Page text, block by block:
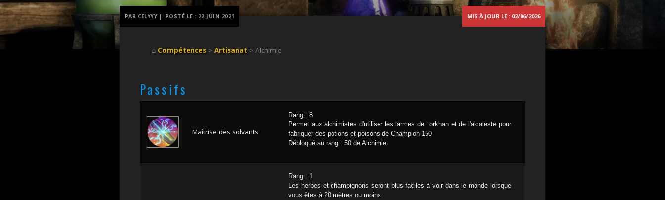
MIS À JOUR LE : 02/06/2026
⌂ Compétences> Artisanat > Alchimie
Passifs
Maîtrise des solvants
Rang : 8
Permet aux alchimistes d'utiliser les larmes de Lorkhan et de l'alcaleste pour
fabriquer des potions et poisons de Champion 150
Débloqué au rang : 50 de Alchimie
Rang : 1
Les herbes et champignons seront plus faciles à voir dans le monde lorsque
vous êtes à 20 mètres ou moins
PAR CELYYY | POSTÉ LE : 22 JUIN 2021